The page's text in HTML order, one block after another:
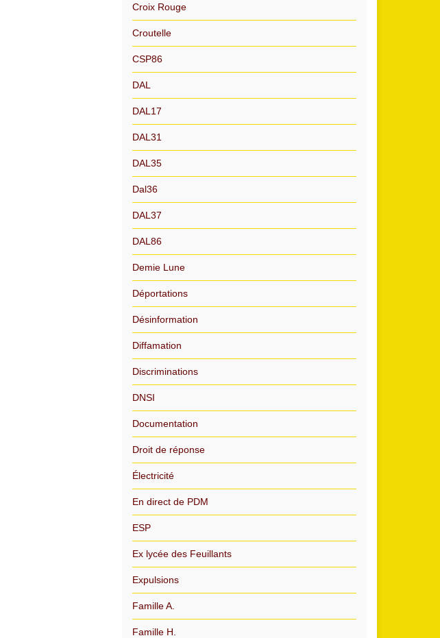
Croix Rouge
Croutelle
CSP86
DAL
DAL17
DAL31
DAL35
Dal36
DAL37
DAL86
Demie Lune
Déportations
Désinformation
Diffamation
Discriminations
DNSI
Documentation
Droit de réponse
Électricité
En direct de PDM
ESP
Ex lycée des Feuillants
Expulsions
Famille A.
Famille H.